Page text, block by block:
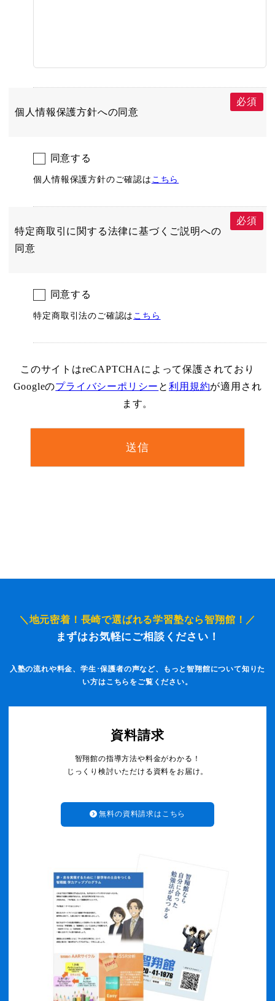
個人情報保護方針への同意
必須
同意する
個人情報保護方針のご確認は こちら
特定商取引に関する法律に基づくご説明への
同意
必須
同意する
特定商取引法のご確認は こちら
このサイトはreCAPTCHAによって保護されており
Googleのプライバシーポリシー と利用規約が適用され
ます。
＼地元密着！長崎で選ばれる学習塾なら智翔館！／
まずはお気軽にご相談ください！
入塾の流れや料金、学生･保護者の声など、もっと智翔館について知りた
い方はこちらをご覧ください。
資料請求
智翔館の指導方法や料金がわかる！
じっくり検討いただける資料をお届け。
無料の資料請求はこちら